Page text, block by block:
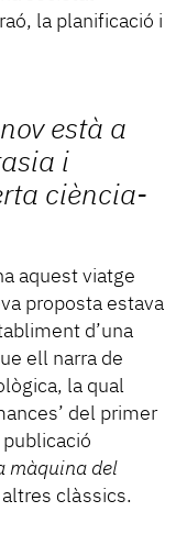
la planificació i
està a
i
ciència-
aquest viatge
proposta estava
d’una
ell narra de
la qual
del primer
publicació
màquina del
altres clàssics.